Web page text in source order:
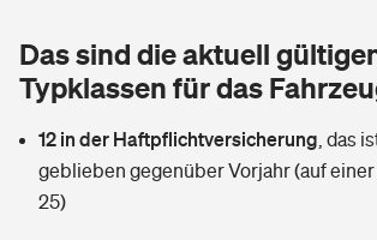
Tools
Wer versichert was: Jetzt Versicherer finden
Glasversicherung
Mietkautionsversicherung
Kinderunfall­ver­si­che­rung
Kinderinvalidität
Dread-Disease-Versicherung
Tierkrankenversicherung
Zur Übersicht
Das sind die aktuell
Typklassen für das
12 in der Haftpflichtversicherung das
geblieben gegenüber Vorjahr (auf einer
25)